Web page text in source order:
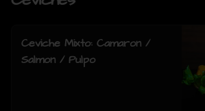
Ceviche Mixto: Camaron /
Salmon / Pulpo